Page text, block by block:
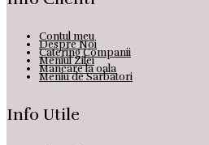
Contul meu
Despre Noi
Catering Companii
Meniul Zilei
Mancare la oala
Meniu de Sarbatori
Info Utile